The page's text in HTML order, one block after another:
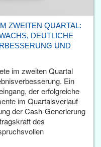
ZWEITEN QUARTAL:
DEUTLICHE
UND
im zweiten Quartal
Ein
der erfolgreiche
im Quartalsverlauf
der Cash-Generierung
des